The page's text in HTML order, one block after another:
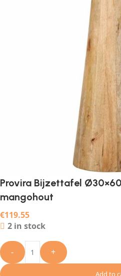
Provira Bijzettafel
mangohout
€119.55
2 in stock
- +
Add to